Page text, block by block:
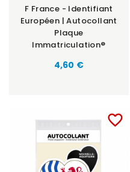
F France - Identifiant
Européen | Autocollant
Plaque
Immatriculation®
Prix
4,60 €
favorite_border